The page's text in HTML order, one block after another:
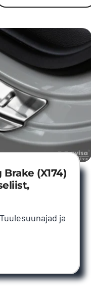
(X174)
Tuulesuunajad ja